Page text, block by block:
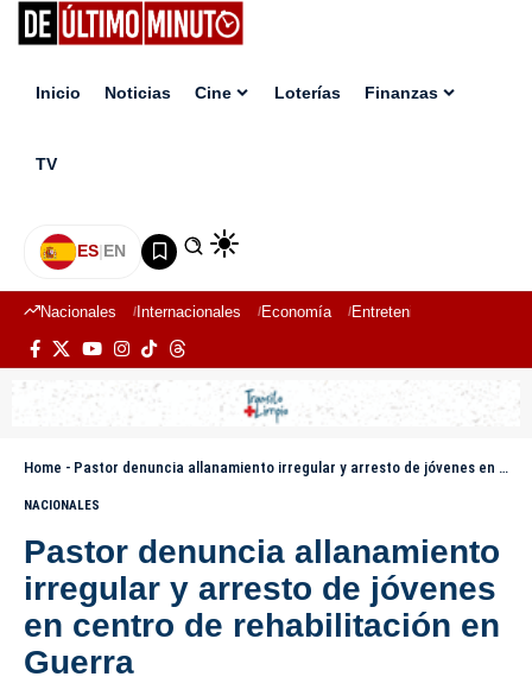
Inicio Noticias Cine Loterías Finanzas
TV
ES|EN
Nacionales Internacionales Economía Entretenimiento
Home - Pastor denuncia allanamiento irregular y arresto de jóvenes en centro de rehabilitación en Guerra
NACIONALES
Pastor denuncia allanamiento
irregular y arresto de jóvenes
en centro de rehabilitación en
Guerra